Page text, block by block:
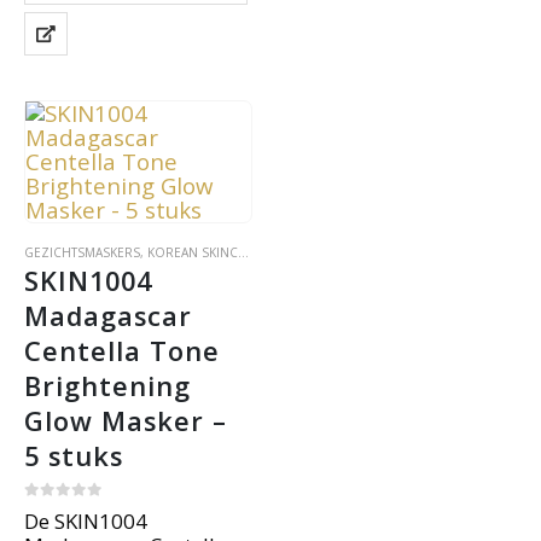
Centella, 9-Peptide
Complex en ceramiden.
Ideaal voor droge of
GEZICHTSMASKERS, KOREAN SKINCARE
SKIN1004
Madagascar
Centella Tone
Brightening
Glow Masker –
5 stuks
De SKIN1004